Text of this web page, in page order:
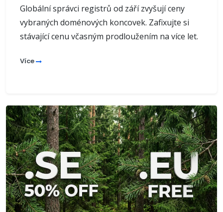
Globální správci registrů od září zvyšují ceny
vybraných doménových koncovek. Zafixujte si
stávající cenu včasným prodloužením na více let.
Více